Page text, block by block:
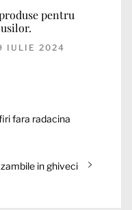
pentru
IULIE 2024
fara radacina
in ghiveci